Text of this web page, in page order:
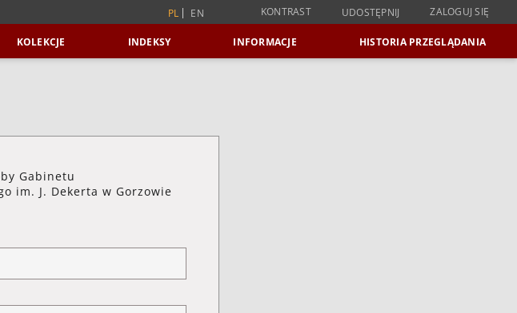
PL EN KONTRAST UDOSTĘPNIJ ZALOGUJ SIĘ
KOLEKCJE INDEKSY INFORMACJE HISTORIA PRZEGLĄDANIA
Gabinetu
im. J. Dekerta w Gorzowie